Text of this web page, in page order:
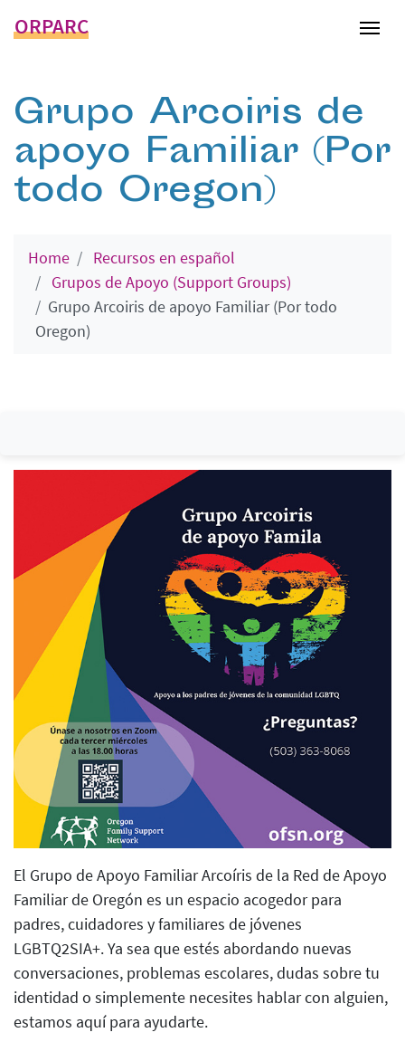
ORPARC
Grupo Arcoiris de
apoyo Familiar (Por
todo Oregon)
Home
Recursos en español
Grupos de Apoyo (Support Groups)
Grupo Arcoiris de apoyo Familiar (Por todo
Oregon)
El Grupo de Apoyo Familiar Arcoíris de la Red de Apoyo
Familiar de Oregón es un espacio acogedor para
padres, cuidadores y familiares de jóvenes
LGBTQ2SIA+. Ya sea que estés abordando nuevas
conversaciones, problemas escolares, dudas sobre tu
identidad o simplemente necesites hablar con alguien,
estamos aquí para ayudarte.